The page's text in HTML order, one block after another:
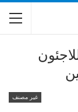
غير مصنف